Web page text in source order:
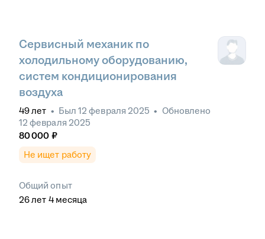
Сервисный механик по
холодильному оборудованию,
систем кондиционирования
воздуха
49лет • Был 12 февраля 2025 • Обновлено
12 февраля 2025
80 000 ₽
Не ищет работу
Общий опыт
26лет 4 месяца